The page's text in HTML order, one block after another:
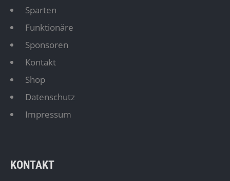
Sparten
Funktionäre
Sponsoren
Kontakt
Shop
Datenschutz
Impressum
KONTAKT